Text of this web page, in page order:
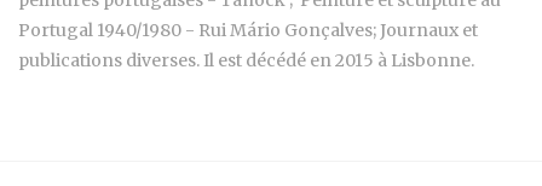
Portugal 1940/1980 - Rui Mário Gonçalves; Journaux et
publications diverses. Il est décédé en 2015 à Lisbonne.